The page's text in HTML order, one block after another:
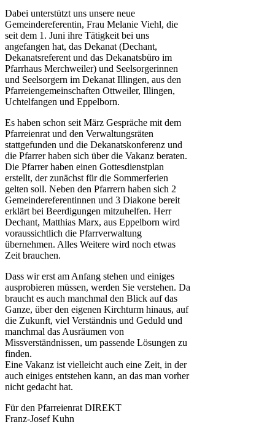
Dabei unterstützt uns unsere neue
Gemeindereferentin, Frau Melanie Viehl, die
seit dem 1. Juni ihre Tätigkeit bei uns
angefangen hat, das Dekanat (Dechant,
Dekanatsreferent und das Dekanatsbüro im
Pfarrhaus Merchweiler) und Seelsorgerinnen
und Seelsorgern im Dekanat Illingen, aus den
Pfarreiengemeinschaften Ottweiler, Illingen,
Uchtelfangen und Eppelborn.
Es haben schon seit März Gespräche mit dem
Pfarreienrat und den Verwaltungsräten
stattgefunden und die Dekanatskonferenz und
die Pfarrer haben sich über die Vakanz beraten.
Die Pfarrer haben einen Gottesdienstplan
erstellt, der zunächst für die Sommerferien
gelten soll. Neben den Pfarrern haben sich 2
Gemeindereferentinnen und 3 Diakone bereit
erklärt bei Beerdigungen mitzuhelfen. Herr
Dechant, Matthias Marx, aus Eppelborn wird
voraussichtlich die Pfarrverwaltung
übernehmen. Alles Weitere wird noch etwas
Zeit brauchen.
Dass wir erst am Anfang stehen und einiges
ausprobieren müssen, werden Sie verstehen. Da
braucht es auch manchmal den Blick auf das
Ganze, über den eigenen Kirchturm hinaus, auf
die Zukunft, viel Verständnis und Geduld und
manchmal das Ausräumen von
Missverständnissen, um passende Lösungen zu
finden.
Eine Vakanz ist vielleicht auch eine Zeit, in der
auch einiges entstehen kann, an das man vorher
nicht gedacht hat.
Für den Pfarreienrat DIREKT
Franz-Josef Kuhn